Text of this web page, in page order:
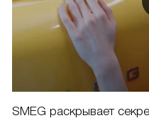
SMEG раскрывает